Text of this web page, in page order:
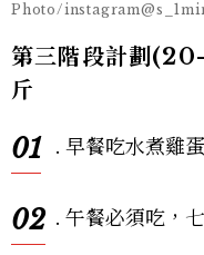
Photo/
第三階段計劃
斤
01 . 早餐吃水煮雞
02 . 午餐必須吃，